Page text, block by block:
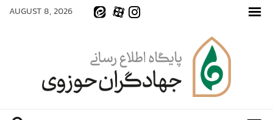
AUGUST 8, 2026